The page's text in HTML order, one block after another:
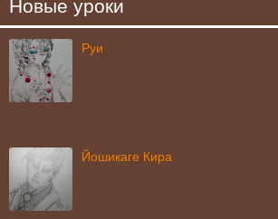
Новые уроки
Руи
Йошикаге Кира